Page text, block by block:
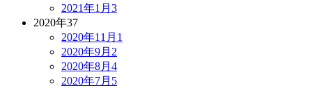
2021年1月 3
2020年37
2020年11月 1
2020年9月 2
2020年8月 4
2020年7月 5